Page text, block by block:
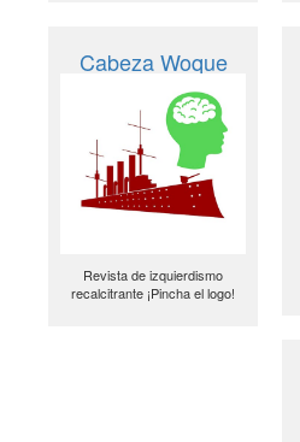
Cabeza Woque
Revista de izquierdismo
recalcitrante ¡Pincha el logo!